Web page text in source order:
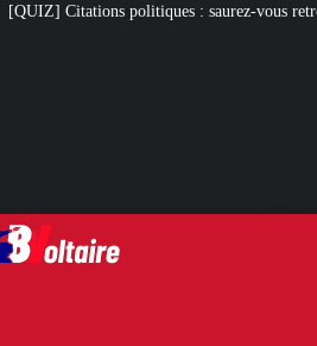
vous retrouver qui a dit quoi ? À 97 ans,